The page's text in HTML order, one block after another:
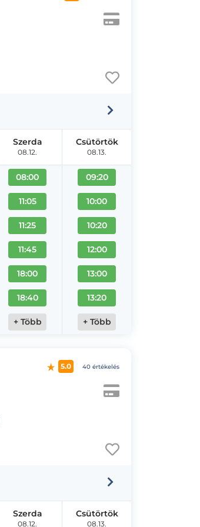
Szerda
08.12.
08:00
11:05
11:25
11:45
18:00
18:40
+ Több
Csütörtök
08.13.
09:20
10:00
10:20
12:00
13:00
13:20
+ Több
5.0 40 értékelés
Szerda
08.12.
Csütörtök
08.13.